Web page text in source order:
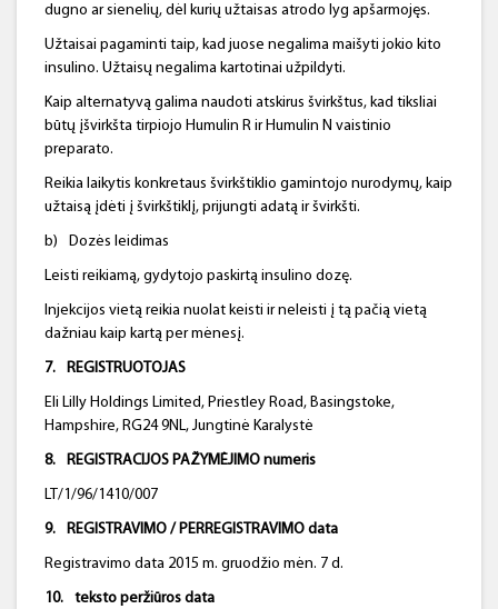
dugno ar sienelių, dėl kurių užtaisas atrodo lyg apšarmojęs.
Užtaisai pagaminti taip, kad juose negalima maišyti jokio kito
insulino. Užtaisų negalima kartotinai užpildyti.
Kaip alternatyvą galima naudoti atskirus švirkštus, kad tiksliai
būtų įšvirkšta tirpiojo Humulin R ir Humulin N vaistinio
preparato.
Reikia laikytis konkretaus švirkštiklio gamintojo nurodymų, kaip
užtaisą įdėti į švirkštiklį, prijungti adatą ir švirkšti.
b) Dozės leidimas
Leisti reikiamą, gydytojo paskirtą insulino dozę.
Injekcijos vietą reikia nuolat keisti ir neleisti į tą pačią vietą
dažniau kaip kartą per mėnesį.
7. REGISTRUOTOJAS
Eli Lilly Holdings Limited, Priestley Road, Basingstoke,
Hampshire, RG24 9NL, Jungtinė Karalystė
8. REGISTRACIJOS PAŽYMĖJIMO numeris
LT/1/96/1410/007
9. REGISTRAVIMO / PERREGISTRAVIMO data
Registravimo data 2015 m. gruodžio mėn. 7 d.
10. teksto peržiūros data